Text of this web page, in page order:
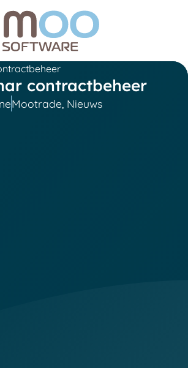
contractbeheer
Mootrade Nieuws